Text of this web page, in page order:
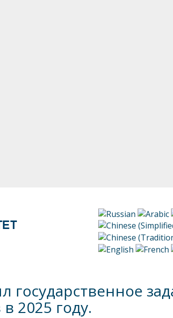
2025 году.